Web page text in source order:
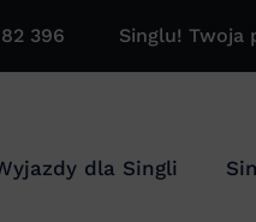
396 Singlu! Twoja
dla Singli